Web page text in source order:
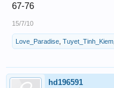
67-76
15/7/10
Love_Paradise Tuyet_Tinh_Kiem
hd196591